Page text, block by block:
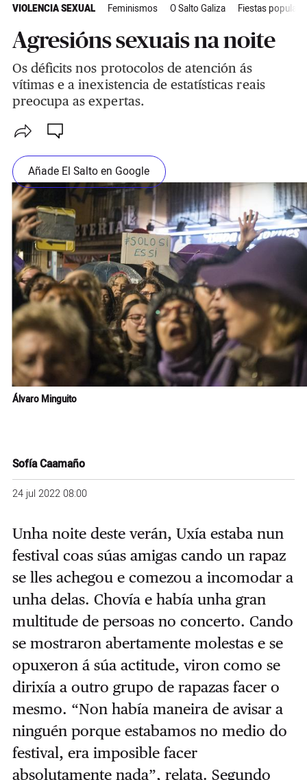
VIOLENCIA SEXUAL Feminismos O Salto Galiza Fiestas
Agresións sexuais na noite
Os déficits nos protocolos de atención ás
vítimas e a inexistencia de estatísticas reais
preocupa as expertas.
Añade El Salto en Google
Álvaro Minguito
Sofía Caamaño
24 jul 2022 08:00
Unha noite deste verán, Uxía estaba nun
festival coas súas amigas cando un rapaz
se lles achegou e comezou a incomodar a
unha delas. Chovía e había unha gran
multitude de persoas no concerto. Cando
se mostraron abertamente molestas e se
opuxeron á súa actitude, viron como se
dirixía a outro grupo de rapazas facer o
mesmo. “Non había maneira de avisar a
ninguén porque estabamos no medio do
festival, era imposible facer
absolutamente nada”, relata. Segundo